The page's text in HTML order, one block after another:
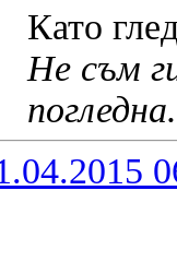
Като
Не съм